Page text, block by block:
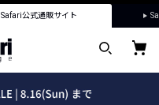
Safari公式通販サイト